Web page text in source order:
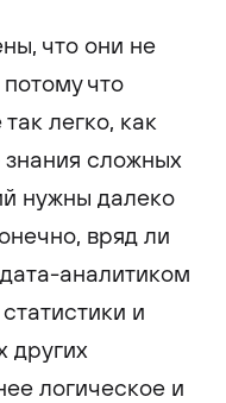
что они не
что
легко, как
сложных
нужны далеко
вряд ли
аналитиком
и
других
логическое и